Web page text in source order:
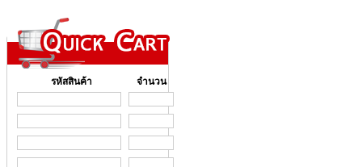
รหัสสินค้า จำนวน